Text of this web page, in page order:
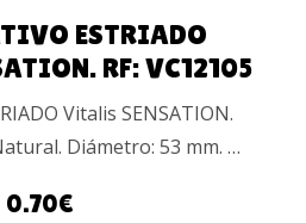
ESTRIADO
RF: VC12105
Vitalis SENSATION.
Diámetro: 53 mm. …
0.70€